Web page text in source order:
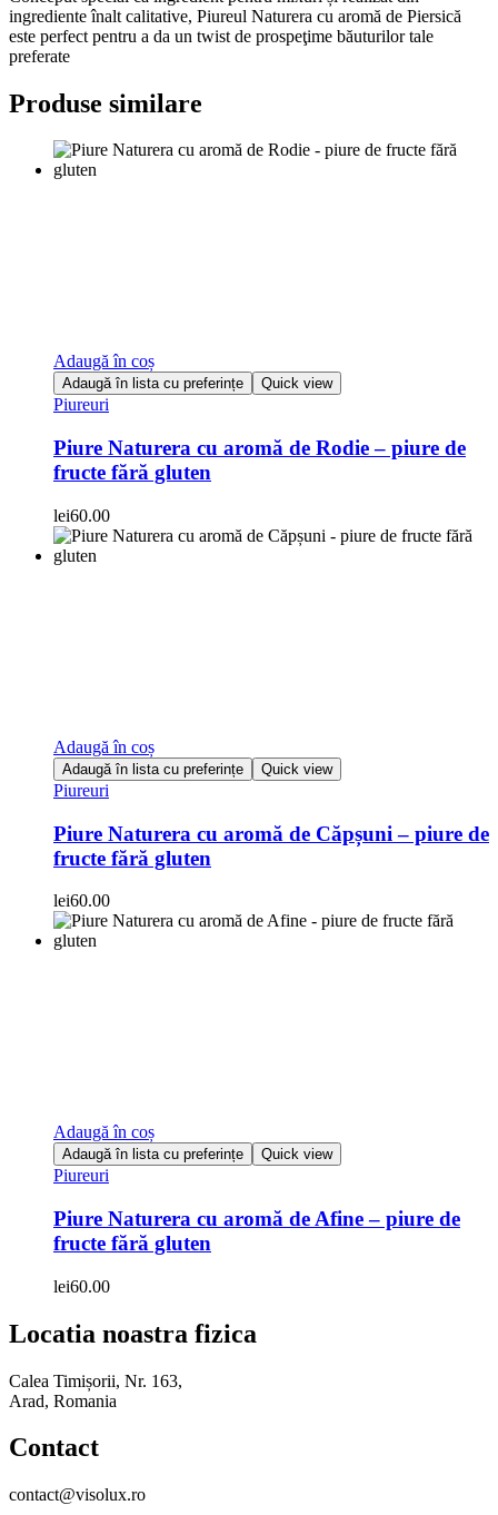
ingrediente înalt calitative, Piureul Naturera cu aromă de Piersică
este perfect pentru a da un twist de prospeţime băuturilor tale
preferate
Produse similare
Adaugă în coș
Adaugă în lista cu preferințe Quick view
Piureuri
Piure Naturera cu aromă de Rodie – piure de
fructe fără gluten
lei60.00
Adaugă în coș
Adaugă în lista cu preferințe Quick view
Piureuri
Piure Naturera cu aromă de Căpșuni – piure de
fructe fără gluten
lei60.00
Adaugă în coș
Adaugă în lista cu preferințe Quick view
Piureuri
Piure Naturera cu aromă de Afine – piure de
fructe fără gluten
lei60.00
Locatia noastra fizica
Calea Timișorii, Nr. 163,
Arad, Romania
Contact
contact@visolux.ro